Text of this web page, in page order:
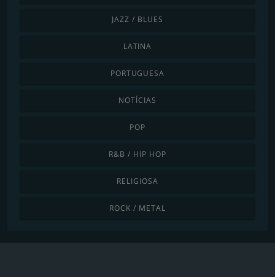
JAZZ / BLUES
LATINA
PORTUGUESA
NOTÍCIAS
POP
R&B / HIP HOP
RELIGIOSA
ROCK / METAL